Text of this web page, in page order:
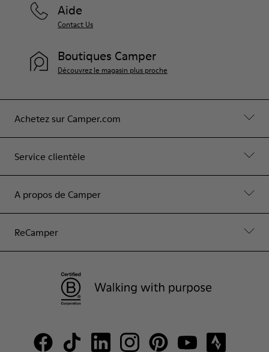
Achetez sur Camper.com
Service clientèle
A propos de Camper
ReCamper
Aide
Contact Us
Boutiques Camper
Découvrez le magasin plus proche